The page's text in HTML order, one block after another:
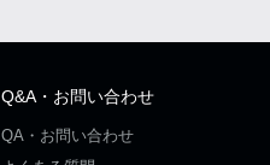
Q&A・お問い合わせ
QA・お問い合わせ